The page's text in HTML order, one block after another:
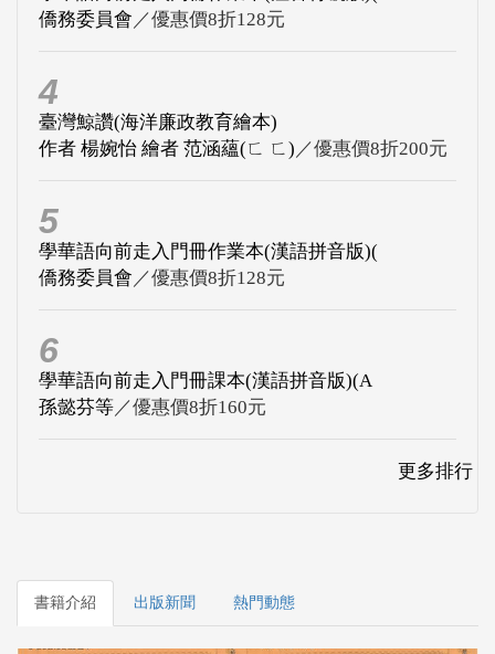
僑務委員會 ／優惠價8折128元
4
臺灣鯨讚(海洋廉政教育繪本)
作者 楊婉怡 繪者 范涵蘊(ㄈ ㄈ) ／優惠價8折200元
5
學華語向前走入門冊作業本(漢語拼音版)(
僑務委員會 ／優惠價8折128元
6
學華語向前走入門冊課本(漢語拼音版)(A
孫懿芬等／優惠價8折160元
更多排行
書籍介紹 出版新聞 熱門動態